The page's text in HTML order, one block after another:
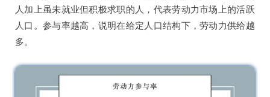
人加上虽未就业但积极求职的人，代表劳动力市场上的活跃
人口。参与率越高，说明在给定人口结构下，劳动力供给越
多。